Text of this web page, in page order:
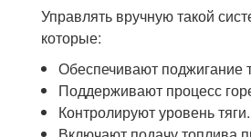
Управлять вручную такой
которые:
Обеспечивают поджигание
Поддерживают процесс
Контролируют уровень тяги.